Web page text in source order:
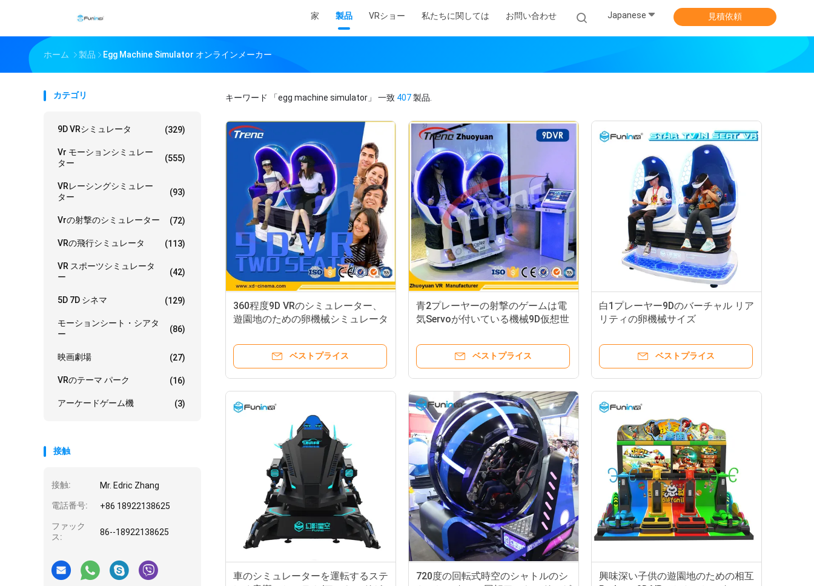
家 製品 VRショー 私たちに関しては お問い合わせ Japanese 見積依頼
ホーム 製品 Egg Machine Simulator オンラインメーカー
カテゴリ
9D VRシミュレータ (329)
Vr モーションシミュレー
ター
(555)
VRレーシングシミュレー
ター
(93)
Vrの射撃のシミュレーター (72)
VRの飛行シミュレータ (113)
VR スポーツシミュレータ
ー
(42)
5D 7D シネマ (129)
モーションシート・シアタ
ー
(86)
映画劇場 (27)
VRのテーマ パーク (16)
アーケードゲーム機 (3)
接触
接触: Mr. Edric Zhang
電話番号: +86 18922138625
ファック
ス:
86--18922138625
キーワード 「egg machine simulator」 一致 407製品.
360程度9D VRのシミュレーター、
遊園地のための卵機械シミュレータ
ベストプライス
青2プレーヤーの射撃のゲームは電
気Servoが付いている機械9D仮想世
ます
ベストプライス
白1プレーヤー9Dのバーチャル リア
リティの卵機械サイズ
ベストプライス
車のシミュレーターを運転するステ
720度の回転式時空のシャトルのシ
興味深い子供の遊園地のための相互